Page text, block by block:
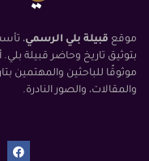
موقع قبيلة بلي الرسمي،
بتوثيق تاريخ وحاضر قبيلة
موثوقًا للباحثين والمهتمين
والمقالات، والصور النادرة.